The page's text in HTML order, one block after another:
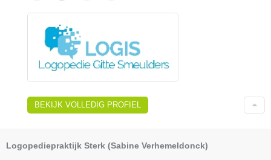
BEKIJK VOLLEDIG PROFIEL
Logopediepraktijk Sterk (Sabine Verhemeldonck)